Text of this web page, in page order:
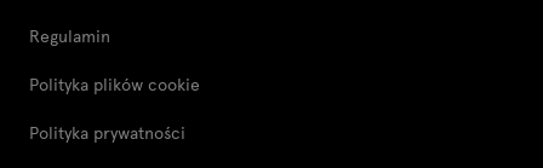
Regulamin
Polityka plików cookie
Polityka prywatności